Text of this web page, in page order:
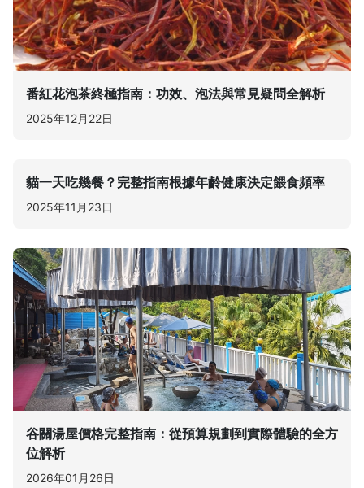
番紅花泡茶終極指南：功效、泡法與常見疑問全解析
2025年12月22日
貓一天吃幾餐？完整指南根據年齡健康決定餵食頻率
2025年11月23日
谷關湯屋價格完整指南：從預算規劃到實際體驗的全方
位解析
2026年01月26日